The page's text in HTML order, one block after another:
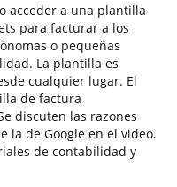
acceder a una plantilla
para facturar a los
o pequeñas
La plantilla es
cualquier lugar. El
de factura
discuten las razones
la de Google en el video.
de contabilidad y